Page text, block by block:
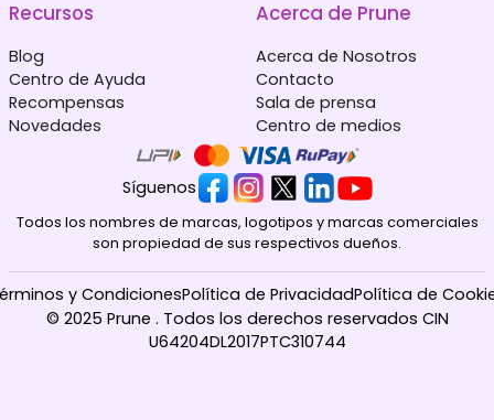
Recursos
Blog
Centro de Ayuda
Recompensas
Novedades
Acerca de Prune
Acerca de Nosotros
Contacto
Sala de prensa
Centro de medios
Síguenos
Todos los nombres de marcas, logotipos y marcas comerciales
son propiedad de sus respectivos dueños.
© 2025 Prune . Todos los derechos reservados CIN
U64204DL2017PTC310744
y CondicionesPolítica de PrivacidadPolítica de